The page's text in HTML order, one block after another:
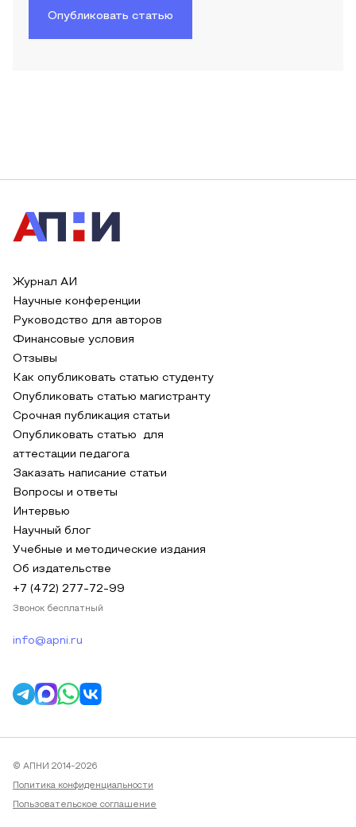
Опубликовать статью
Журнал АИ
Научные конференции
Руководство для авторов
Финансовые условия
Отзывы
Как опубликовать статью студенту
Опубликовать статью магистранту
Срочная публикация статьи
Опубликовать статью для
аттестации педагога
Заказать написание статьи
Вопросы и ответы
Интервью
Научный блог
Учебные и методические издания
Об издательстве
+7 (472) 277-72-99
Звонок бесплатный
info@apni.ru
© АПНИ 2014-2026
Политика конфиденциальности
Пользовательское соглашение